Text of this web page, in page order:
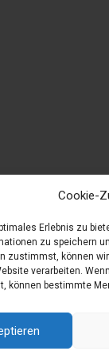
Cookie-
Erlebnis zu
zu speichern
zustimmst, können
verarbeiten.
können bestimmte